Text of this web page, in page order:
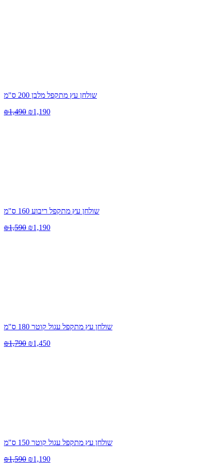
שולחן עץ מתקפל מלבן 200 ס"מ
₪1,490 ₪1,190
שולחן עץ מתקפל ריבוע 160 ס"מ
₪1,590 ₪1,190
שולחן עץ מתקפל עגול קוטר 180 ס"מ
₪1,790 ₪1,450
שולחן עץ מתקפל עגול קוטר 150 ס"מ
₪1,590 ₪1,190